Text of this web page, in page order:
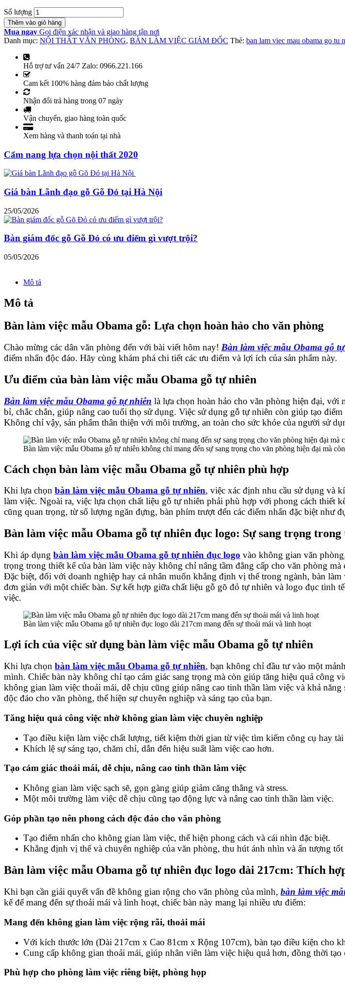
Số lượng
Thêm vào giỏ hàng
Mua ngay Gọi điện xác nhận và giao hàng tận nơi
Danh mục: NỘI THẤT VĂN PHÒNG, BÀN LÀM VIỆC GIÁM ĐỐC Thẻ: ban lam viec mau obama go tu
Hỗ trợ tư vấn 24/7 Zalo: 0966.221.166
Cam kết 100% hàng đảm bảo chất lượng
Nhận đổi trả hàng trong 07 ngày
Vận chuyển, giao hàng toàn quốc
Xem hàng và thanh toán tại nhà
Cẩm nang lựa chọn nội thất 2020
Giá bàn Lãnh đạo gỗ Gõ Đỏ tại Hà Nội
25/05/2026
Bàn giám đốc gỗ Gõ Đỏ có ưu điểm gì vượt trội?
05/05/2026
Mô tả
Mô tả
Bàn làm việc mẫu Obama gỗ: Lựa chọn hoàn hảo cho văn phòng
Chào mừng các dân văn phòng đến với bài viết hôm nay! Bàn làm việc mẫu Obama gỗ
điểm nhấn độc đáo. Hãy cùng khám phá chi tiết các ưu điểm và lợi ích của sản phẩm này.
Ưu điểm của bàn làm việc mẫu Obama gỗ tự nhiên
Bàn làm việc mẫu Obama gỗ tự nhiên là lựa chọn hoàn hảo cho văn phòng hiện đại, với
bỉ, chắc chắn, giúp nâng cao tuổi thọ sử dụng. Việc sử dụng gỗ tự nhiên còn giúp tạo
Không chỉ vậy, sản phẩm thân thiện với môi trường, an toàn cho sức khỏe của người sử
Bàn làm việc mẫu Obama gỗ tự nhiên không chỉ mang đến sự sang trọng cho văn phòng hiện đại mà
Cách chọn bàn làm việc mẫu Obama gỗ tự nhiên phù hợp
Khi lựa chọn bàn làm việc mẫu Obama gỗ tự nhiên, việc xác định nhu cầu sử dụng và
làm việc. Ngoài ra, việc lựa chọn chất liệu gỗ tự nhiên phải phù hợp với phong cách thiết
cũng quan trọng, từ số lượng ngăn đựng, bàn phím trượt đến các điểm nhấn đặc biệt
Bàn làm việc mẫu Obama gỗ tự nhiên đục logo: Sự sang trọng
Khi áp dụng bàn làm việc mẫu Obama gỗ tự nhiên đục logo vào không gian văn
trọng trong thiết kế của bàn làm việc này không chỉ nâng tầm đẳng cấp cho văn phòng
Đặc biệt, đối với doanh nghiệp hay cá nhân muốn khẳng định vị thế trong ngành, bàn
đơn giản với một chiếc bàn. Sự kết hợp giữa chất liệu gỗ gõ đỏ tự nhiên và logo đục tinh
việc.
Bàn làm việc mẫu Obama gỗ tự nhiên đục logo dài 217cm mang đến sự thoải mái và linh hoạt
Lợi ích của việc sử dụng bàn làm việc mẫu Obama gỗ tự nhiên
Khi lựa chọn bàn làm việc mẫu Obama gỗ tự nhiên, bạn không chỉ đầu tư vào một
mình. Chiếc bàn này không chỉ tạo cảm giác sang trọng mà còn giúp tăng hiệu quả
không gian làm việc thoải mái, dễ chịu cũng giúp nâng cao tinh thần làm việc và khả năng
độc đáo cho văn phòng, thể hiện sự chuyên nghiệp và sáng tạo của bạn.
Tăng hiệu quả công việc nhờ không gian làm việc chuyên nghiệp
Tạo điều kiện làm việc chất lượng, tiết kiệm thời gian từ việc tìm kiếm công cụ hay
Khích lệ sự sáng tạo, chăm chỉ, dẫn đến hiệu suất làm việc cao hơn.
Tạo cảm giác thoải mái, dễ chịu, nâng cao tinh thần làm việc
Không gian làm việc sạch sẽ, gọn gàng giúp giảm căng thẳng và stress.
Một môi trường làm việc dễ chịu cũng tạo động lực và nâng cao tinh thần làm việc.
Góp phần tạo nên phong cách độc đáo cho văn phòng
Tạo điểm nhấn cho không gian làm việc, thể hiện phong cách và cái nhìn đặc biệt.
Khẳng định vị thế và chuyên nghiệp của văn phòng, thu hút ánh nhìn và ấn tượng tốt
Bàn làm việc mẫu Obama gỗ tự nhiên đục logo dài 217cm: Thích
Khi bạn cần giải quyết vấn đề không gian rộng cho văn phòng của mình, bàn làm việc
kế để mang đến sự thoải mái và linh hoạt, chiếc bàn này mang lại nhiều ưu điểm:
Mang đến không gian làm việc rộng rãi, thoải mái
Với kích thước lớn (Dài 217cm x Cao 81cm x Rộng 107cm), bàn tạo điều kiện cho
Cung cấp không gian thoải mái, giúp nhân viên làm việc hiệu quả hơn, đồng thời tạo
Phù hợp cho phòng làm việc riêng biệt, phòng họp